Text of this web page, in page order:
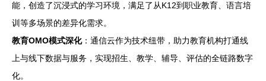
能，创造了沉浸式的学习环境，满足了从K12到职业教育、语言培
训等多场景的差异化需求。
教育OMO模式深化：通信云作为技术纽带，助力教育机构打通线
上与线下数据与服务，实现招生、教学、辅导、评估的全链路数字
化。